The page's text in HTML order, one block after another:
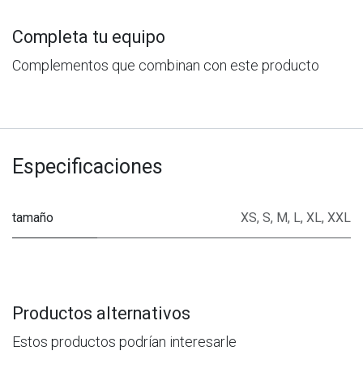
Completa tu equipo
Complementos que combinan con este producto
Especificaciones
tamaño XS, S, M, L, XL, XXL
Productos alternativos
Estos productos podrían interesarle